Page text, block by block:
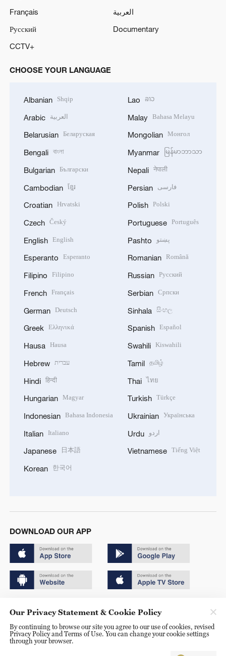
Français
العربية
Русский
Documentary
CCTV+
CHOOSE YOUR LANGUAGE
Albanian Shqip
Arabic العربية
Belarusian Беларуская
Bengali বাংলা
Bulgarian Български
Cambodian ខ្មែរ
Croatian Hrvatski
Czech Český
English English
Esperanto Esperanto
Filipino Filipino
French Français
German Deutsch
Greek Ελληνικά
Hausa Hausa
Hebrew עברית
Hindi हिन्दी
Hungarian Magyar
Indonesian Bahasa Indonesia
Italian Italiano
Japanese 日本語
Korean 한국어
Lao ລາວ
Malay Bahasa Melayu
Mongolian Монгол
Myanmar မြန်မာဘာသာ
Nepali नेपाली
Persian فارسی
Polish Polski
Portuguese Português
Pashto پښتو
Romanian Română
Russian Русский
Serbian Српски
Sinhala සිංහල
Spanish Español
Swahili Kiswahili
Tamil தமிழ்
Thai ไทย
Turkish Türkçe
Ukrainian Українська
Urdu اردو
Vietnamese Tiếng Việt
DOWNLOAD OUR APP
京ICP备20000184号
京公网安备 11010502050052号
Our Privacy Statement & Cookie Policy
By continuing to browse our site you agree to our use of cookies, revised
Privacy Policy and Terms of Use. You can change your cookie settings
through your browser.